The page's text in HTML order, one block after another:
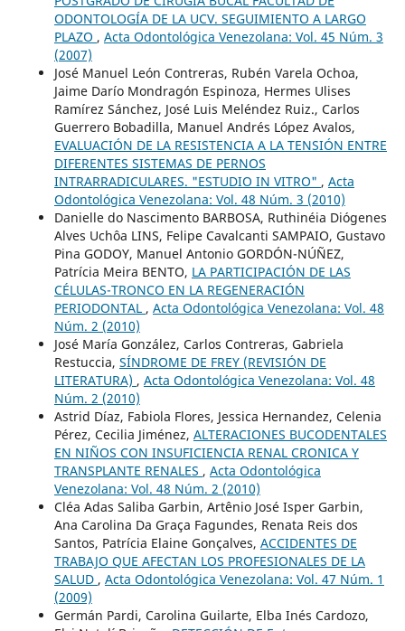
ODONTOLOGÍA DE LA UCV. SEGUIMIENTO A LARGO
PLAZO , Acta Odontológica Venezolana: Vol. 45 Núm. 3
(2007)
José Manuel León Contreras, Rubén Varela Ochoa,
Jaime Darío Mondragón Espinoza, Hermes Ulises
Ramírez Sánchez, José Luis Meléndez Ruiz., Carlos
Guerrero Bobadilla, Manuel Andrés López Avalos,
EVALUACIÓN DE LA RESISTENCIA A LA TENSIÓN ENTRE
DIFERENTES SISTEMAS DE PERNOS
INTRARRADICULARES. "ESTUDIO IN VITRO" , Acta
Odontológica Venezolana: Vol. 48 Núm. 3 (2010)
Danielle do Nascimento BARBOSA, Ruthinéia Diógenes
Alves Uchôa LINS, Felipe Cavalcanti SAMPAIO, Gustavo
Pina GODOY, Manuel Antonio GORDÓN-NÚÑEZ,
Patrícia Meira BENTO, LA PARTICIPACIÓN DE LAS
CÉLULAS-TRONCO EN LA REGENERACIÓN
PERIODONTAL , Acta Odontológica Venezolana: Vol. 48
Núm. 2 (2010)
José María González, Carlos Contreras, Gabriela
Restuccia, SÍNDROME DE FREY (REVISIÓN DE
LITERATURA) , Acta Odontológica Venezolana: Vol. 48
Núm. 2 (2010)
Astrid Díaz, Fabiola Flores, Jessica Hernandez, Celenia
Pérez, Cecilia Jiménez, ALTERACIONES BUCODENTALES
EN NIÑOS CON INSUFICIENCIA RENAL CRONICA Y
TRANSPLANTE RENALES , Acta Odontológica
Venezolana: Vol. 48 Núm. 2 (2010)
Cléa Adas Saliba Garbin, Artênio José Isper Garbin,
Ana Carolina Da Graça Fagundes, Renata Reis dos
Santos, Patrícia Elaine Gonçalves, ACCIDENTES DE
TRABAJO QUE AFECTAN LOS PROFESIONALES DE LA
SALUD , Acta Odontológica Venezolana: Vol. 47 Núm. 1
(2009)
Germán Pardi, Carolina Guilarte, Elba Inés Cardozo,